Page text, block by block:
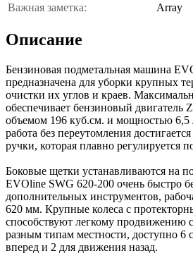
Важная заметка:
Array
Описание
Бензиновая подметальная машина
предназначена для уборки крупных
очистки их углов и краев.
обеспечивает бензиновый двигатель
объемом 196 куб.см. и мощностью 6,5
работа без переутомления
ручки, которая плавно регулируется
Боковые щетки устанавливаются на
EVOline SWG 620-200 очень быстро
дополнительных инструментов,
620 мм. Крупные колеса с
способствуют легкому
разным типам местности, доступно 6
вперед и 2 для движения назад.